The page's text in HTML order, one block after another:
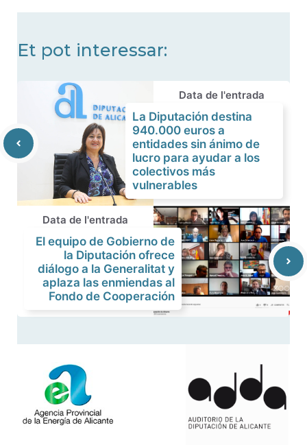
Et pot interessar:
Data de l'entrada
La Diputación destina
940.000 euros a
entidades sin ánimo de
lucro para ayudar a los
colectivos más
vulnerables
Data de l'entrada
El equipo de Gobierno de
la Diputación ofrece
diálogo a la Generalitat y
aplaza las enmiendas al
Fondo de Cooperación